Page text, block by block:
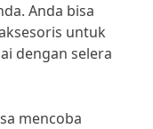
Anda bisa
untuk
dengan selera
mencoba